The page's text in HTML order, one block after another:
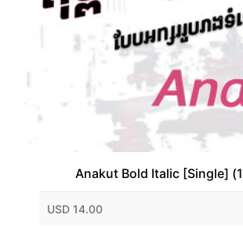
Anakut Bold Italic [Single]
USD 14.00